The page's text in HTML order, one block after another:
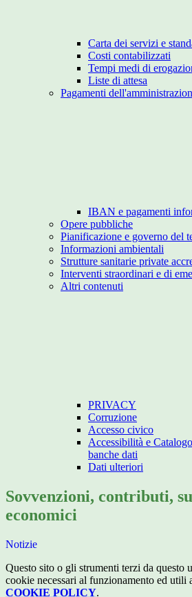
Carta dei servizi e
Costi contabilizzati
Tempi medi di
Liste di attesa
Pagamenti
IBAN e pagamenti
Opere pubbliche
Pianificazione e governo del
Informazioni ambientali
Strutture sanitarie private
Interventi straordinari e di
Altri contenuti
PRIVACY
Corruzione
Accesso civico
Accessibilità e
banche dati
Dati ulteriori
Sovvenzioni, contributi,
economici
Notizie
Questo sito o gli strumenti terzi da questo
cookie necessari al funzionamento ed utili
COOKIE POLICY.